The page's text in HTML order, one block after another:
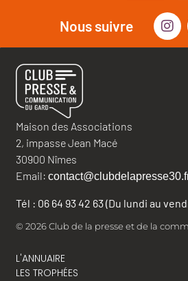
Nous suivre
Maison des Associations
2, impasse Jean Macé
30900 Nîmes
Email:
Tél : 06 64 93 42 63 (Du lundi au
© 2026 Club de la presse et de la
L'ANNUAIRE
LES TROPHÉES